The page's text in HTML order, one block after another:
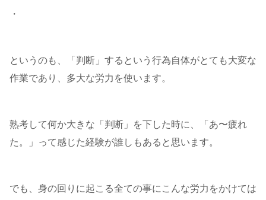
・
というのも、「判断」するという行為自体がとても大変な
作業であり、多大な労力を使います。
熟考して何か大きな「判断」を下した時に、「あ〜疲れ
た。」って感じた経験が誰しもあると思います。
でも、身の回りに起こる全ての事にこんな労力をかけては